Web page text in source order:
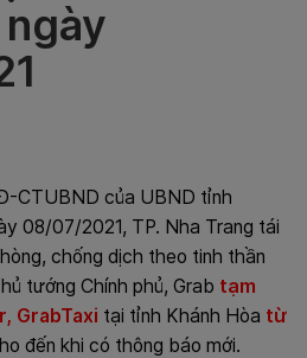
CTUBND của UBND tỉnh
08/07/2021, TP. Nha Trang tái
chống dịch theo tinh thần
tướng Chính phủ, Grab tạm
GrabTaxi tại tỉnh Khánh Hòa từ
đến khi có thông báo mới.